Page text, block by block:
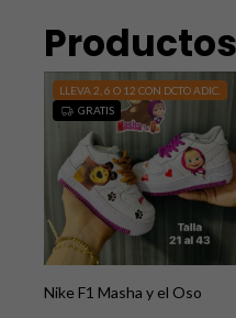
LLEVA 2, 6 O 12 CON DCTO ADIC.
GRATIS
Nike F1 Masha y el Oso